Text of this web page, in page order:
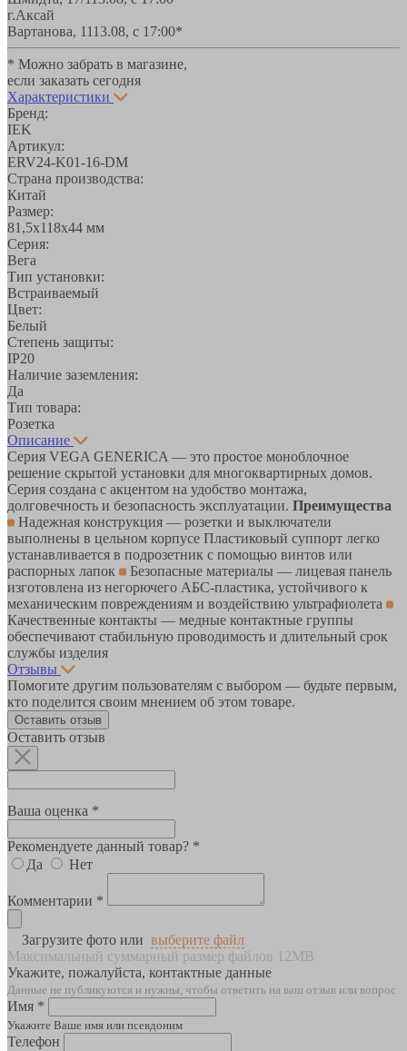
г.Аксай
Вартанова, 1113.08, с 17:00*
* Можно забрать в магазине,
если заказать сегодня
Характеристики
Бренд:
IEK
Артикул:
ERV24-K01-16-DM
Страна производства:
Китай
Размер:
81,5х118х44 мм
Серия:
Вега
Тип установки:
Встраиваемый
Цвет:
Белый
Степень защиты:
IP20
Наличие заземления:
Да
Тип товара:
Розетка
Описание
Серия VEGA GENERICA — это простое моноблочное
решение скрытой установки для многоквартирных домов.
Серия создана с акцентом на удобство монтажа,
долговечность и безопасность эксплуатации. Преимущества
Надежная конструкция — розетки и выключатели
выполнены в цельном корпусе Пластиковый суппорт легко
устанавливается в подрозетник с помощью винтов или
распорных лапок
Безопасные материалы — лицевая панель
изготовлена из негорючего АБС-пластика, устойчивого к
механическим повреждениям и воздействию ультрафиолета
Качественные контакты — медные контактные группы
обеспечивают стабильную проводимость и длительный срок
службы изделия
Отзывы
Помогите другим пользователям с выбором — будьте первым,
кто поделится своим мнением об этом товаре.
Оставить отзыв
Оставить отзыв
Ваша оценка *
Рекомендуете данный товар? *
Да
Нет
Комментарии *
Загрузите фото или выберите файл
Максимальный суммарный размер файлов 12MB
Укажите, пожалуйста, контактные данные
Данные не публикуются и нужны, чтобы ответить на ваш отзыв или вопрос
Имя *
Укажите Ваше имя или псевдоним
Телефон